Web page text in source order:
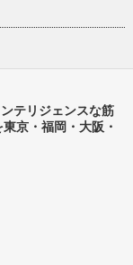
テリジェンスな筋
京・福岡・大阪・